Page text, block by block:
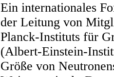
Ein internationales
der Leitung von
Planck-Instituts für
(Albert-Einstein-
Größe von